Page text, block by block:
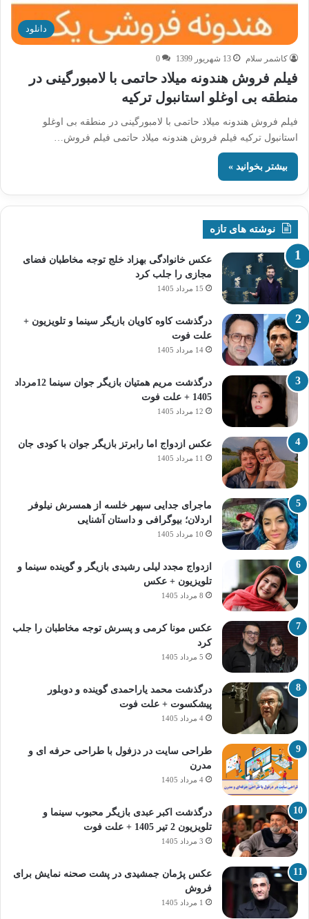
دانلود
کاشمر سلام 13 شهریور 1399 0
فیلم فروش هندونه میلاد حاتمی با لامبورگینی در
منطقه بی اوغلو استانبول ترکیه
فیلم فروش هندونه میلاد حاتمی با لامبورگینی در منطقه بی اوغلو
استانبول ترکیه فیلم فروش هندونه میلاد حاتمی فیلم فروش…
بیشتر بخوانید »
نوشته های تازه
عکس خانوادگی بهزاد خلج توجه مخاطبان فضای
مجازی را جلب کرد
15 مرداد 1405
درگذشت کاوه کاویان بازیگر سینما و تلویزیون +
علت فوت
14 مرداد 1405
درگذشت مریم همتیان بازیگر جوان سینما 12مرداد
1405 + علت فوت
12 مرداد 1405
عکس ازدواج اما رابرتز بازیگر جوان با کودی جان
11 مرداد 1405
ماجرای جدایی سپهر خلسه از همسرش نیلوفر
اردلان؛ بیوگرافی و داستان آشنایی
10 مرداد 1405
ازدواج مجدد لیلی رشیدی بازیگر و گوینده سینما و
تلویزیون + عکس
8 مرداد 1405
عکس مونا کرمی و پسرش توجه مخاطبان را جلب
کرد
5 مرداد 1405
درگذشت محمد یاراحمدی گوینده و دوبلور
پیشکسوت + علت فوت
4 مرداد 1405
طراحی سایت در دزفول با طراحی حرفه‌ ای و
مدرن
4 مرداد 1405
درگذشت اکبر عبدی بازیگر محبوب سینما و
تلویزیون 2 تیر 1405 + علت فوت
3 مرداد 1405
عکس پژمان جمشیدی در پشت صحنه نمایش برای
فروش
1 مرداد 1405